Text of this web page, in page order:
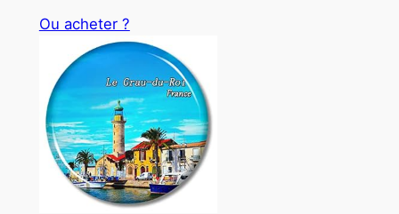
Ou acheter ?